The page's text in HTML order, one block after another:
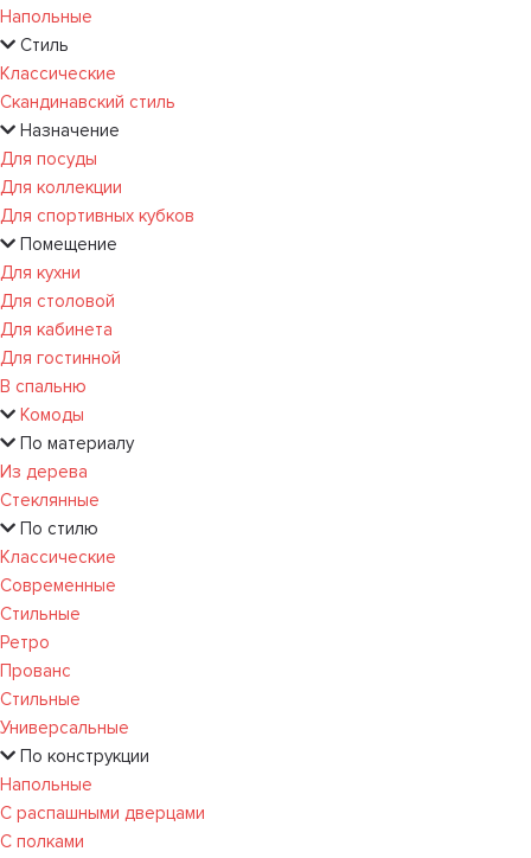
Напольные
Стиль
Классические
Скандинавский стиль
Назначение
Для посуды
Для коллекции
Для спортивных кубков
Помещение
Для кухни
Для столовой
Для кабинета
Для гостинной
В спальню
Комоды
По материалу
Из дерева
Стеклянные
По стилю
Классические
Современные
Стильные
Ретро
Прованс
Стильные
Универсальные
По конструкции
Напольные
С распашными дверцами
С полками